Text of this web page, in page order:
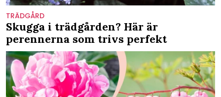
TRÄDGÅRD
Skugga i trädgården? Här är
perennerna som trivs perfekt